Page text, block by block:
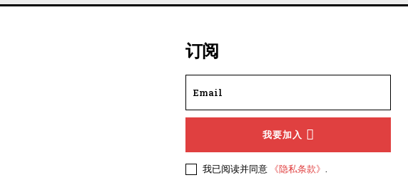
订阅
我要加入
我已阅读并同意 《隐私条款》 .